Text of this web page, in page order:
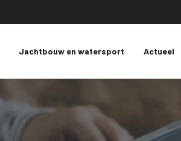
Jachtbouw en watersport Actueel